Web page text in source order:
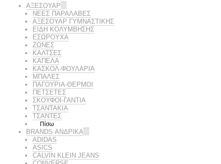
ΑΞΕΣΟΥΑΡ
ΝΕΕΣ ΠΑΡΑΛΑΒΕΣ
ΑΞΕΣΟΥΑΡ ΓΥΜΝΑΣΤΙΚΗΣ
ΕΙΔΗ ΚΟΛΥΜΒΗΣΗΣ
ΕΣΩΡΟΥΧΑ
ΖΩΝΕΣ
ΚΑΛΤΣΕΣ
ΚΑΠΕΛΑ
ΚΑΣΚΟΛ-ΦΟΥΛΑΡΙΑ
ΜΠΑΛΕΣ
ΠΑΓΟΥΡΙΑ-ΘΕΡΜΟΙ
ΠΕΤΣΈΤΕΣ
ΣΚΟΥΦΟΙ-ΓΑΝΤΙΑ
ΤΣΑΝΤΑΚΙΑ
ΤΣΑΝΤΕΣ
Πίσω
BRANDS ΑΝΔΡΙΚΆ
ADIDAS
ASICS
CALVIN KLEIN JEANS